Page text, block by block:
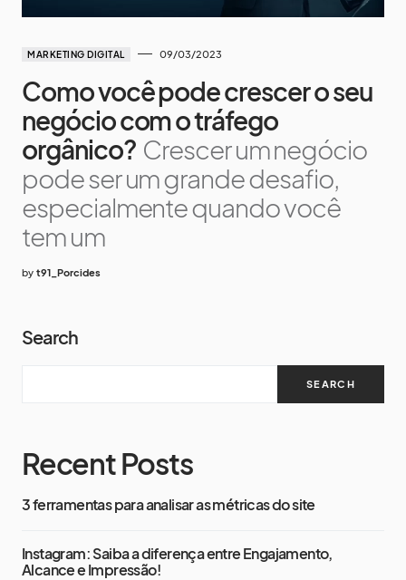
MARKETING DIGITAL 09/03/2023
Como você pode crescer o seu
negócio com o tráfego
orgânico? Crescer um negócio
pode ser um grande desafio,
especialmente quando você
tem um
by t91_Porcides
Search
SEARCH
Recent Posts
3 ferramentas para analisar as métricas do site
Instagram: Saiba a diferença entre Engajamento,
Alcance e Impressão!